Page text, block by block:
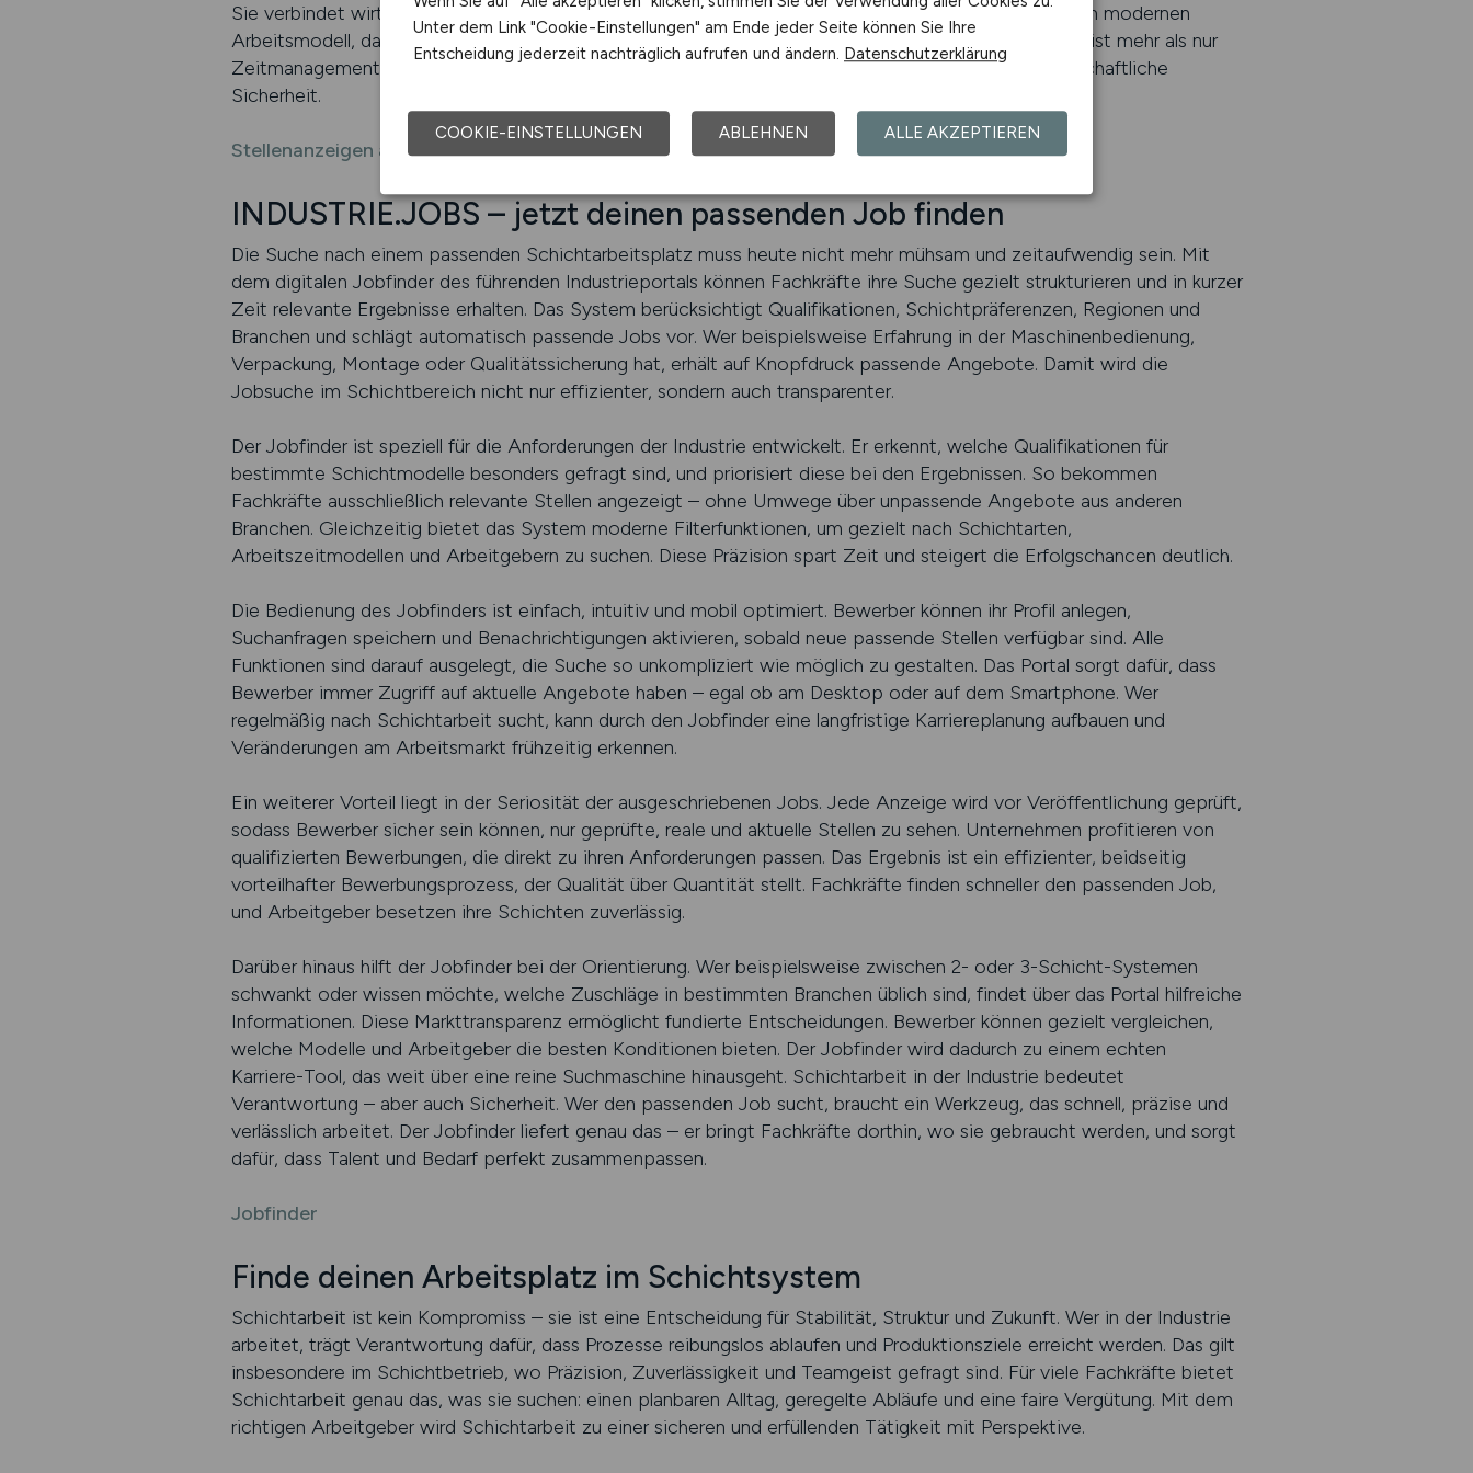
Sie verbindet wirtschaftliche Notwendigkeit mit individueller Planbarkeit – und wird dadurch zu einem modernen
Arbeitsmodell, das Zukunft hat. Wer die Vorteile kennt, erkennt schnell: Schichtarbeit in der Industrie ist mehr als nur
Zeitmanagement. Sie ist eine solide Grundlage für berufliche Stabilität, Weiterentwicklung und wirtschaftliche
Sicherheit.
Stellenanzeigen auf INDUSTRIE.JOBS finden
INDUSTRIE.JOBS – jetzt deinen passenden Job finden
Die Suche nach einem passenden Schichtarbeitsplatz muss heute nicht mehr mühsam und zeitaufwendig sein. Mit
dem digitalen Jobfinder des führenden Industrieportals können Fachkräfte ihre Suche gezielt strukturieren und in kurzer
Zeit relevante Ergebnisse erhalten. Das System berücksichtigt Qualifikationen, Schichtpräferenzen, Regionen und
Branchen und schlägt automatisch passende Jobs vor. Wer beispielsweise Erfahrung in der Maschinenbedienung,
Verpackung, Montage oder Qualitätssicherung hat, erhält auf Knopfdruck passende Angebote. Damit wird die
Jobsuche im Schichtbereich nicht nur effizienter, sondern auch transparenter.
Der Jobfinder ist speziell für die Anforderungen der Industrie entwickelt. Er erkennt, welche Qualifikationen für
bestimmte Schichtmodelle besonders gefragt sind, und priorisiert diese bei den Ergebnissen. So bekommen
Fachkräfte ausschließlich relevante Stellen angezeigt – ohne Umwege über unpassende Angebote aus anderen
Branchen. Gleichzeitig bietet das System moderne Filterfunktionen, um gezielt nach Schichtarten,
Arbeitszeitmodellen und Arbeitgebern zu suchen. Diese Präzision spart Zeit und steigert die Erfolgschancen deutlich.
Die Bedienung des Jobfinders ist einfach, intuitiv und mobil optimiert. Bewerber können ihr Profil anlegen,
Suchanfragen speichern und Benachrichtigungen aktivieren, sobald neue passende Stellen verfügbar sind. Alle
Funktionen sind darauf ausgelegt, die Suche so unkompliziert wie möglich zu gestalten. Das Portal sorgt dafür, dass
Bewerber immer Zugriff auf aktuelle Angebote haben – egal ob am Desktop oder auf dem Smartphone. Wer
regelmäßig nach Schichtarbeit sucht, kann durch den Jobfinder eine langfristige Karriereplanung aufbauen und
Veränderungen am Arbeitsmarkt frühzeitig erkennen.
Ein weiterer Vorteil liegt in der Seriosität der ausgeschriebenen Jobs. Jede Anzeige wird vor Veröffentlichung geprüft,
sodass Bewerber sicher sein können, nur geprüfte, reale und aktuelle Stellen zu sehen. Unternehmen profitieren von
qualifizierten Bewerbungen, die direkt zu ihren Anforderungen passen. Das Ergebnis ist ein effizienter, beidseitig
vorteilhafter Bewerbungsprozess, der Qualität über Quantität stellt. Fachkräfte finden schneller den passenden Job,
und Arbeitgeber besetzen ihre Schichten zuverlässig.
Darüber hinaus hilft der Jobfinder bei der Orientierung. Wer beispielsweise zwischen 2- oder 3-Schicht-Systemen
schwankt oder wissen möchte, welche Zuschläge in bestimmten Branchen üblich sind, findet über das Portal hilfreiche
Informationen. Diese Markttransparenz ermöglicht fundierte Entscheidungen. Bewerber können gezielt vergleichen,
welche Modelle und Arbeitgeber die besten Konditionen bieten. Der Jobfinder wird dadurch zu einem echten
Karriere-Tool, das weit über eine reine Suchmaschine hinausgeht. Schichtarbeit in der Industrie bedeutet
Verantwortung – aber auch Sicherheit. Wer den passenden Job sucht, braucht ein Werkzeug, das schnell, präzise und
verlässlich arbeitet. Der Jobfinder liefert genau das – er bringt Fachkräfte dorthin, wo sie gebraucht werden, und sorgt
dafür, dass Talent und Bedarf perfekt zusammenpassen.
Jobfinder
Finde deinen Arbeitsplatz im Schichtsystem
Schichtarbeit ist kein Kompromiss – sie ist eine Entscheidung für Stabilität, Struktur und Zukunft. Wer in der Industrie
arbeitet, trägt Verantwortung dafür, dass Prozesse reibungslos ablaufen und Produktionsziele erreicht werden. Das gilt
insbesondere im Schichtbetrieb, wo Präzision, Zuverlässigkeit und Teamgeist gefragt sind. Für viele Fachkräfte bietet
Schichtarbeit genau das, was sie suchen: einen planbaren Alltag, geregelte Abläufe und eine faire Vergütung. Mit dem
richtigen Arbeitgeber wird Schichtarbeit zu einer sicheren und erfüllenden Tätigkeit mit Perspektive.
Unter dem Link "Cookie-Einstellungen" am Ende jeder Seite können Sie Ihre
Entscheidung jederzeit nachträglich aufrufen und ändern. Datenschutzerklärung
COOKIE-EINSTELLUNGEN ABLEHNEN ALLE AKZEPTIEREN